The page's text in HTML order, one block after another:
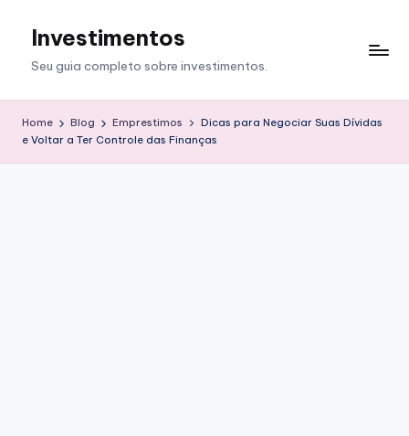
Investimentos
Seu guia completo sobre investimentos.
Home Blog Emprestimos
Dicas para Negociar Suas Dívidas
e Voltar a Ter Controle das Finanças